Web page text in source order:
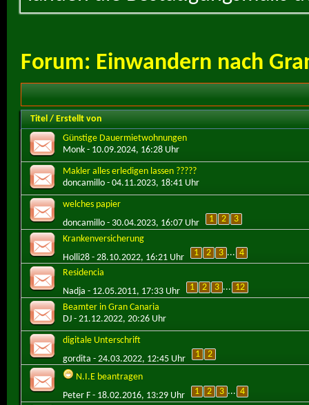
Forum: Einwandern nach
Titel / Erstellt von
Günstige Dauermietwohnungen
Monk - 10.09.2024, 16:28 Uhr
Makler alles erledigen lassen ?????
doncamillo - 04.11.2023, 18:41 Uhr
welches papier
doncamillo - 30.04.2023, 16:07 Uhr 1 2
3
Krankenversicherung
Holli28 - 28.10.2022, 16:21 Uhr 1 2 3 ... 4
Residencia
Nadja - 12.05.2011, 17:33 Uhr 1 2 3 ... 12
Beamter in Gran Canaria
DJ - 21.12.2022, 20:26 Uhr
digitale Unterschrift
gordita - 24.03.2022, 12:45 Uhr 1 2
N.I.E beantragen
Peter F - 18.02.2016, 13:29 Uhr 1 2 3 ... 4